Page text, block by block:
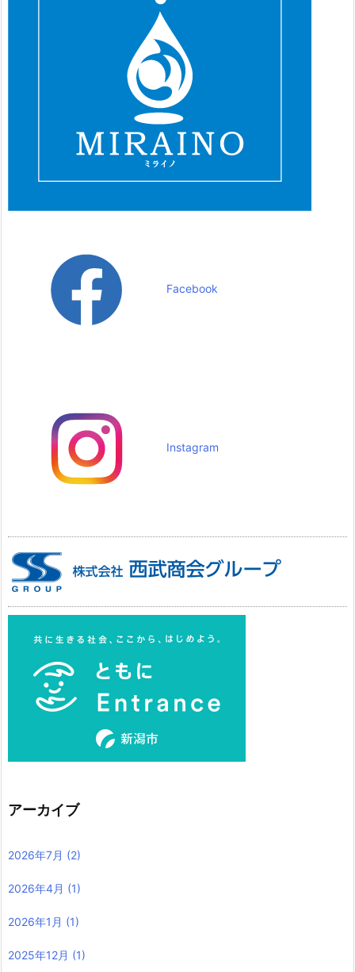
Facebook
Instagram
アーカイブ
2026年7月 (2)
2026年4月 (1)
2026年1月 (1)
2025年12月 (1)